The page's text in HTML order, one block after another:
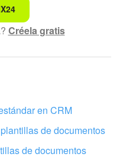
Necesito más
herramienta
Créela gratis
en CRM
de documentos
de documentos